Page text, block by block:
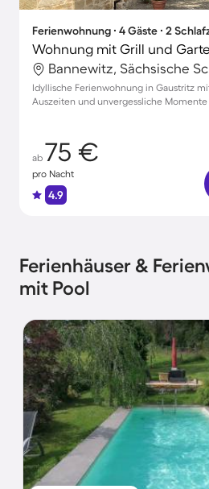
Ferienwohnung ∙ 4 Gäste ∙ 2
Wohnung mit Grill und
Idyllische Ferienwohnung in Gaustritz
Auszeiten und unvergessliche Momente
ab 75 €
pro Nacht
4.9
Ferienhäuser &
mit Pool